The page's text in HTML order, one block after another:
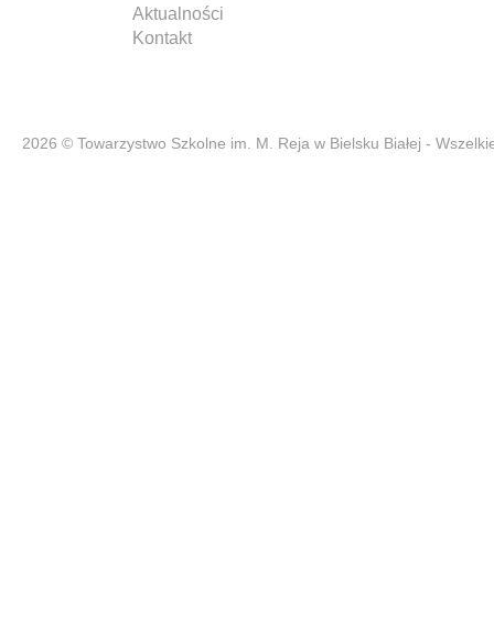
Aktualności
Kontakt
2026 © Towarzystwo Szkolne im. M. Reja w Bielsku Białej -